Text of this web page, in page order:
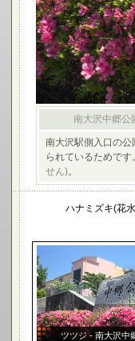
南大沢中郷公
南大沢駅側入口の
られているためで
せん)。
ハナミズキ(花
ツツジ - 南大沢中